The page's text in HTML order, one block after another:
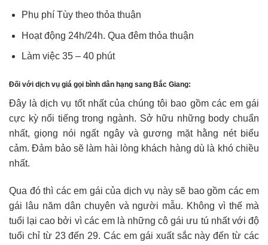
Phụ phí Tùy theo thỏa thuận
Hoạt động 24h/24h. Qua đêm thỏa thuận
Làm việc 35 – 40 phút
Đối với dịch vụ giá gọi bình dân hạng sang Bắc Giang:
Đây là dịch vụ tốt nhất của chúng tôi bao gồm các em gái
cực kỳ nổi tiếng trong ngành. Sở hữu những body chuẩn
nhất, giọng nói ngất ngây và gương mặt hằng nét biểu
cảm. Đảm bảo sẽ làm hài lòng khách hàng dù là khó chiều
nhất.
Qua đó thì các em gái của dịch vụ này sẽ bao gồm các em
gái lâu năm dân chuyên và người mẫu. Không vì thế mà
tuổi lại cao bởi vì các em là những cô gái ưu tú nhất với độ
tuổi chỉ từ 23 đến 29. Các em gái xuất sắc này đến từ các